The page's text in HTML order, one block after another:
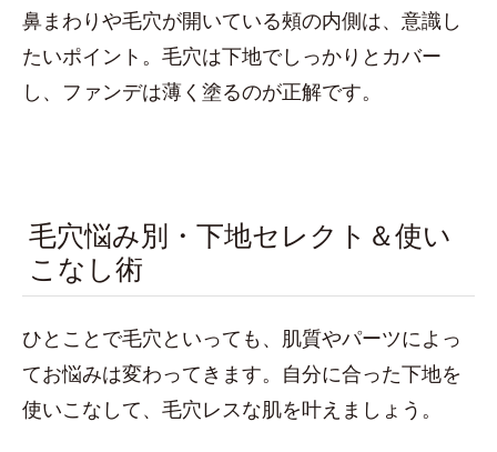
鼻まわりや毛穴が開いている頰の内側は、意識し
たいポイント。毛穴は下地でしっかりとカバー
し、ファンデは薄く塗るのが正解です。
毛穴悩み別・下地セレクト＆使い
こなし術
ひとことで毛穴といっても、肌質やパーツによっ
てお悩みは変わってきます。自分に合った下地を
使いこなして、毛穴レスな肌を叶えましょう。